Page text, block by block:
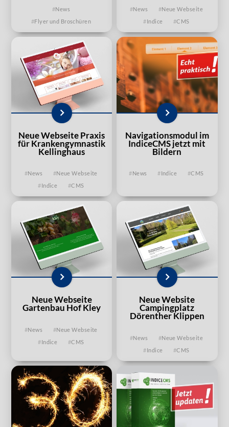
News
Flyer und Broschüren
News
Neue Webseite
Indice
CMS
Neue Webseite Praxis
für Krankengymnastik
Kellinghaus
News
Neue Webseite
Indice
CMS
Navigationsmodul im
IndiceCMS jetzt mit
Bildern
News Indice CMS
Neue Webseite
Gartenbau Hof Kley
News
Neue Webseite
Indice
CMS
Neue Website
Campingplatz
Dörenther Klippen
News
Neue Webseite
Indice
CMS